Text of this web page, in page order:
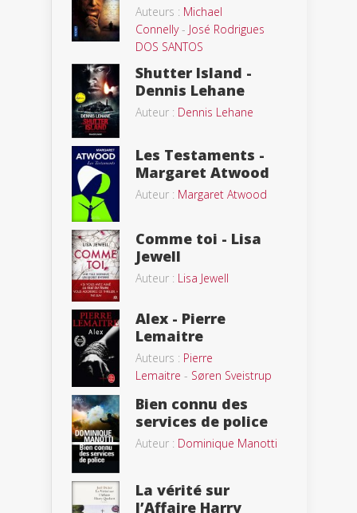
Auteurs : Michael
Connelly- José Rodrigues
DOS SANTOS
Shutter Island -
Dennis Lehane
Auteur : Dennis Lehane
Les Testaments -
Margaret Atwood
Auteur : Margaret Atwood
Comme toi - Lisa
Jewell
Auteur : Lisa Jewell
Alex - Pierre
Lemaitre
Auteurs : Pierre
Lemaitre - Søren Sveistrup
Bien connu des
services de police
Auteur : Dominique Manotti
La vérité sur
l’Affaire Harry